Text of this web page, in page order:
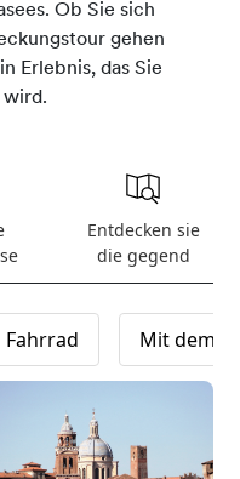
Ob Sie sich
gehen
Erlebnis, das Sie
wird.
Entdecken sie
die gegend
Mit dem